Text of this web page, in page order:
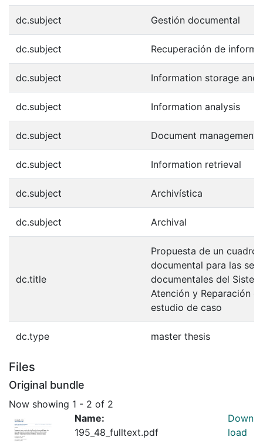
dc.subject Gestión documental
dc.subject Recuperación de
dc.subject Information storage and
dc.subject Information analysis
dc.subject Document management
dc.subject Information retrieval
dc.subject Archivística
dc.subject Archival
dc.title
Propuesta de un cuadro
documental para las
documentales del
Atención y Reparación
estudio de caso
dc.type master thesis
Files
Original bundle
Now showing 1 - 2 of 2
Name:
195_48_fulltext.pdf
Down
load